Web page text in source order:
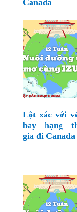
Canada
Lột xác với
bay hạng
gia đi Canada